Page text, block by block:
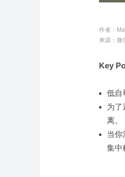
作者：
来源：微
Key
低自
为了
离。
当你
集中